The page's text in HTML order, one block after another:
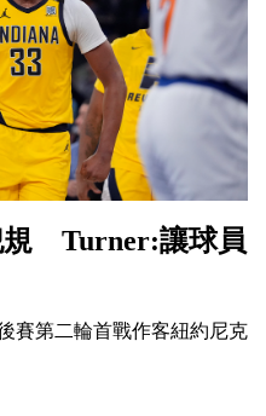
規 Turner:讓球員
賽第二輪首戰作客紐約尼克